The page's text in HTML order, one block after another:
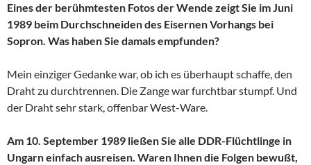
Eines der berühmtesten Fotos der Wende zeigt Sie im Juni
1989 beim Durchschneiden des Eisernen Vorhangs bei
Sopron. Was haben Sie damals empfunden?
Mein einziger Gedanke war, ob ich es überhaupt schaffe, den
Draht zu durchtrennen. Die Zange war furchtbar stumpf. Und
der Draht sehr stark, offenbar West-Ware.
Am 10. September 1989 ließen Sie alle DDR-Flüchtlinge in
Ungarn einfach ausreisen. Waren Ihnen die Folgen bewußt,